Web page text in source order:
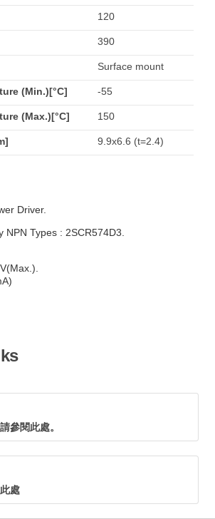
120
390
Surface mount
(Min.)[°C] -55
(Max.)[°C] 150
9.9x6.6 (t=2.4)
Driver.
NPN Types : 2SCR574D3.
參閱此處。
處